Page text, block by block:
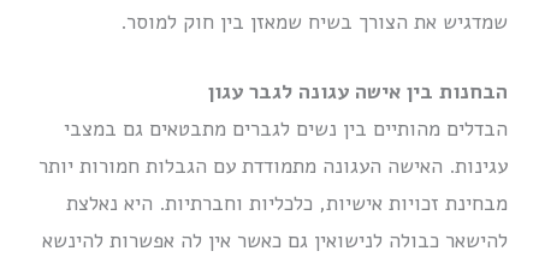
שמדגיש את הצורך בשיח שמאזן בין חוק למוסר.
הבחנות בין אישה עגונה לגבר עגון
הבדלים מהותיים בין נשים לגברים מתבטאים גם במצבי
עגינות. האישה העגונה מתמודדת עם הגבלות חמורות יותר
מבחינת זכויות אישיות, כלכליות וחברתיות. היא נאלצת
להישאר כבולה לנישואין גם כאשר אין לה אפשרות להינשא